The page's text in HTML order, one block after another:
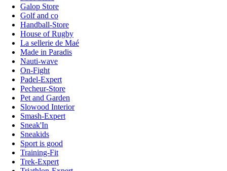
Galop Store
Golf and co
Handball-Store
House of Rugby
La sellerie de Maé
Made in Paradis
Nauti-wave
On-Fight
Padel-Expert
Pecheur-Store
Pet and Garden
Slowood Interior
Smash-Expert
Sneak'In
Sneakids
Sport is good
Training-Fit
Trek-Expert